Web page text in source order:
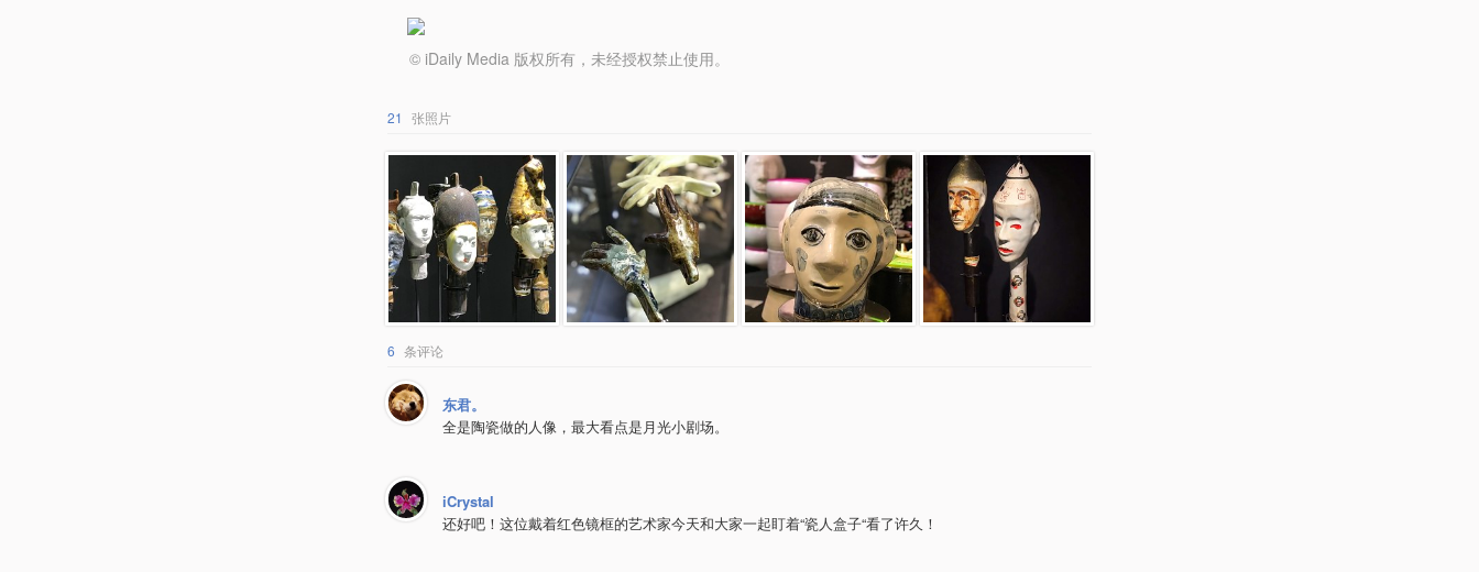
© iDaily Media 版权所有，未经授权禁止使用。
21 张照片
6 条评论
东君。
全是陶瓷做的人像，最大看点是月光小剧场。
iCrystal
还好吧！这位戴着红色镜框的艺术家今天和大家一起盯着“瓷人盒子“看了许久！